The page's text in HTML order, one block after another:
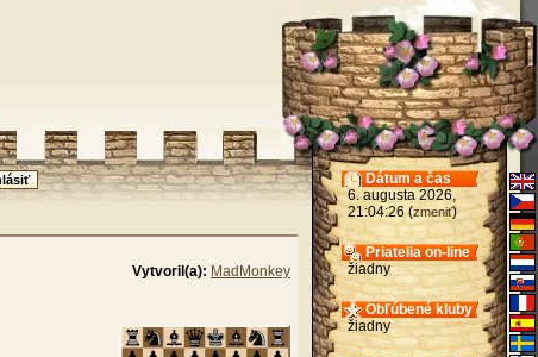
Vytvoril(a): MadMonkey
Dátum a čas
6. augusta 2026,
21:04:26 (zmeniť)
Priatelia on-line
žiadny
Obľúbené kluby
žiadny